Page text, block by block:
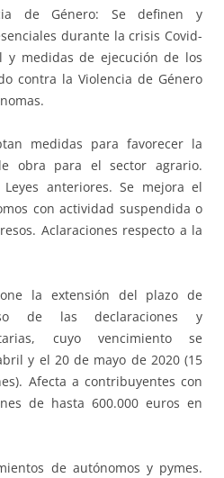
de Género: Se definen y
durante la crisis Covid-
y medidas de ejecución de los
contra la Violencia de Género
medidas para favorecer la
obra para el sector agrario.
anteriores. Se mejora el
con actividad suspendida o
Aclaraciones respecto a la
la extensión del plazo de
de las declaraciones y
cuyo vencimiento se
y el 20 de mayo de 2020 (15
Afecta a contribuyentes con
de hasta 600.000 euros en
de autónomos y pymes.